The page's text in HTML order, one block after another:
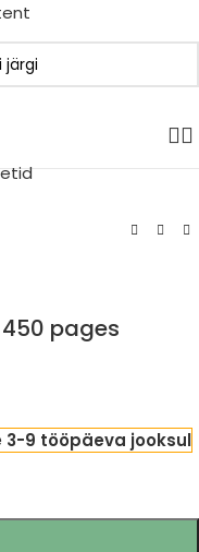
450 pages
9 tööpäeva jooksul